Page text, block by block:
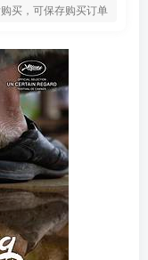
买，可保存购买订单